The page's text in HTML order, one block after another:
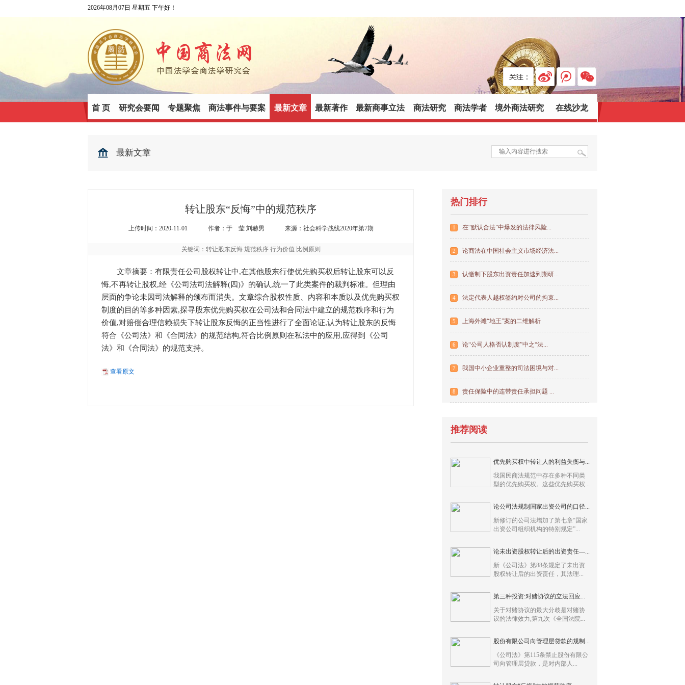
2026年08月07日 星期五 下午好！
首 页 研究会要闻 专题聚焦 商法事件与要案 最新文章 最新著作 最新商事立法 商法研究 商法学者 境外商法研究 在线沙龙
最新文章
转让股东“反悔”中的规范秩序
上传时间：2020-11-01 作者：于 莹 刘赫男 来源：社会科学战线2020年第7期
关键词：转让股东反悔 规范秩序 行为价值 比例原则
文章摘要：有限责任公司股权转让中,在其他股东行使优先购买权后转让股东可以反
悔,不再转让股权,经《公司法司法解释(四)》的确认,统一了此类案件的裁判标准。但理由
层面的争论未因司法解释的颁布而消失。文章综合股权性质、内容和本质以及优先购买权
制度的目的等多种因素,探寻股东优先购买权在公司法和合同法中建立的规范秩序和行为
价值,对赔偿合理信赖损失下转让股东反悔的正当性进行了全面论证,认为转让股东的反悔
符合《公司法》和《合同法》的规范结构,符合比例原则在私法中的应用,应得到《公司
法》和《合同法》的规范支持。
查看原文
热门排行
1 在“默认合法”中爆发的法律风险...
2 论商法在中国社会主义市场经济法...
3 认缴制下股东出资责任加速到期研...
4 法定代表人越权签约对公司的拘束...
5 上海外滩“地王”案的二维解析
6 论“公司人格否认制度”中之“法...
7 我国中小企业重整的司法困境与对...
8 责任保险中的连带责任承担问题 ...
推荐阅读
优先购买权中转让人的利益失衡与...
我国民商法规范中存在多种不同类
型的优先购买权。这些优先购买权...
论公司法规制国家出资公司的口径...
新修订的公司法增加了第七章“国家
出资公司组织机构的特别规定”...
论未出资股权转让后的出资责任—...
新《公司法》第88条规定了未出资
股权转让后的出资责任，其法理...
第三种投资:对赌协议的立法回应...
关于对赌协议的最大分歧是对赌协
议的法律效力,第九次《全国法院...
股份有限公司向管理层贷款的规制...
《公司法》第115条禁止股份有限公
司向管理层贷款，是对内部人...